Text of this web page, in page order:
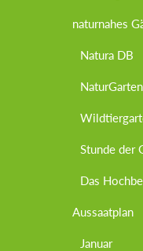
naturnahes
Natura DB
Stunde der
Das
Aussaatplan
Januar